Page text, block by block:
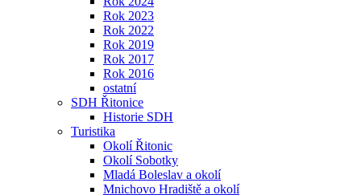
Rok 2023
Rok 2022
Rok 2019
Rok 2017
Rok 2016
ostatní
SDH Řitonice
Historie SDH
Turistika
Okolí Řitonic
Okolí Sobotky
Mladá Boleslav a okolí
Mnichovo Hradiště a okolí